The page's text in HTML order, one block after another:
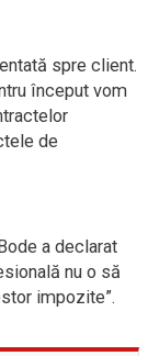
spre client.
început vom
de
a declarat
nu o să
impozite”.